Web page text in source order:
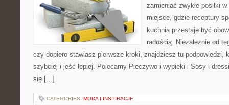
zamieniać zwykłe posiłki
miejsce, gdzie receptury
kuchnia przestaje być
radością. Niezależnie od
czy dopiero stawiasz pierwsze kroki, znajdziesz tu podpowiedzi,
szybciej i jeść lepiej. Polecamy Pieczywo i wypieki i Sosy i
się […]
CATEGORIES: MODA I INSPIRACJE